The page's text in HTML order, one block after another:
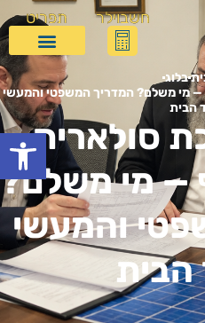
חשבוילר תפריט
בלוג
— מי משלם? המדריך המשפטי והמעשי
הבית
סולארית
— מי משלם?
והמעשי
הבית